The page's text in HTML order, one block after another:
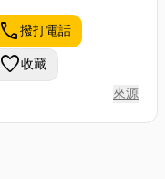
call撥打電話
favorite收藏
來源